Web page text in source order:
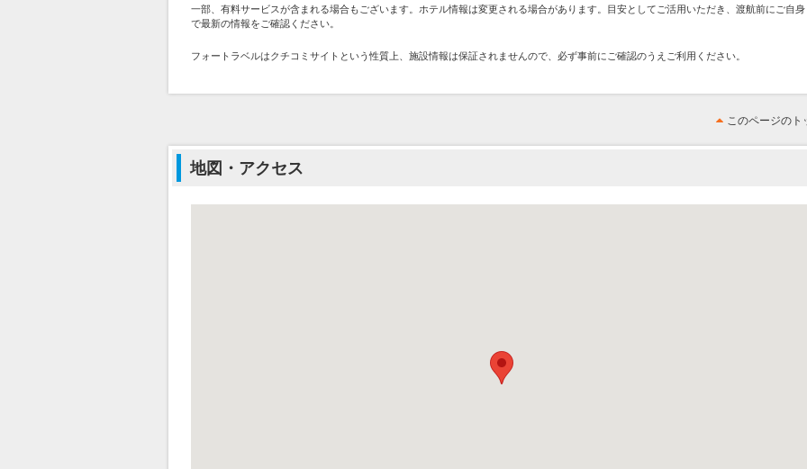
一部、有料サービスが含まれる場合もございます。ホテル情報は変更される場合があります。目安としてご活用いただき、渡航前にご自身
で最新の情報をご確認ください。
フォートラベルはクチコミサイトという性質上、施設情報は保証されませんので、必ず事前にご確認のうえご利用ください。
このページのト
地図・アクセス